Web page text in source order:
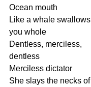
Ocean mouth
Like a whale swallows
you whole
Dentless, merciless,
dentless
Merciless dictator
She slays the necks of